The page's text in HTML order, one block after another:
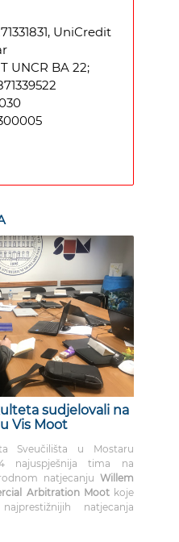
UniCredit
UNCR BA 22;
sudjelovali na
Vis Moot
Sveučilišta u Mostaru
najuspješnija tima na
natjecanju Willem
Arbitration Mootkoje
natjecanja